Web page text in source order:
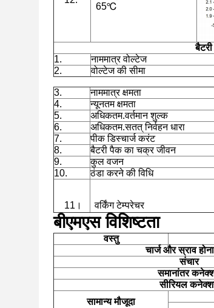
65℃
बैटरी
1.
नाममात्र वोल्टेज
2.
वोल्टेज की सीमा
3. नाममात्र क्षमता
4.
न्यूनतम क्षमता
5.
अधिकतम.वर्तमान शुल्क
6.
अधिकतम.सतत् निर्वहन धारा
7.
पीक डिस्चार्ज करंट
8.
बैटरी पैक का चक्र जीवन
9.
कुल वजन
10.
ठंडा करने की विधि
11। वर्किंग टेम्परेचर
बीएमएस विशिष्टता
वस्तु
चार्ज और स्राव होना
संचार
समानांतर
सीरियल
सामान्य मौजूदा